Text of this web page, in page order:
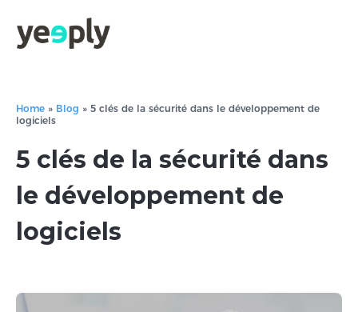
Home » Blog » 5 clés de la sécurité dans le développement de
logiciels
5 clés de la sécurité dans
le développement de
logiciels